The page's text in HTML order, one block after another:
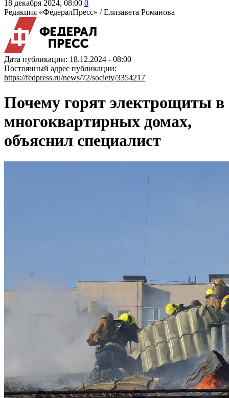
18 декабря 2024, 08:00 0
Редакция «ФедералПресс» /Елизавета Романова
Дата публикации: 18.12.2024 - 08:00
Постоянный адрес публикации:
https://fedpress.ru/news/72/society/3354217
Почему горят электрощиты в
многоквартирных домах,
объяснил специалист